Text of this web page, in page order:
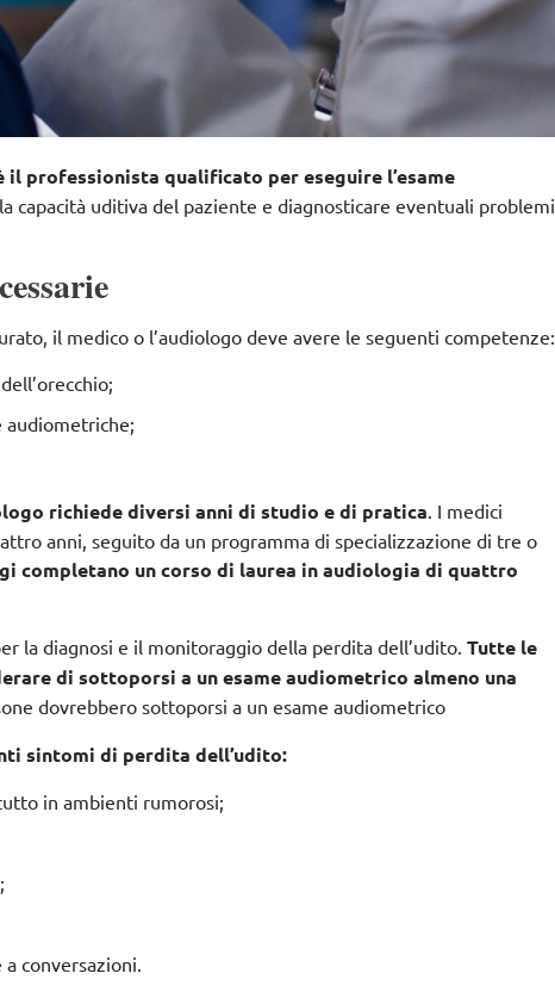
professionista qualificato per eseguire l’esame
capacità uditiva del paziente e diagnosticare eventuali problemi
il medico o l’audiologo deve avere le seguenti competenze:
audiometriche;
richiede diversi anni di studio e di pratica. I medici
anni, seguito da un programma di specializzazione di tre o
completano un corso di laurea in audiologia di quattro
la diagnosi e il monitoraggio della perdita dell’udito.Tutte le
di sottoporsi a un esame audiometrico almeno una
dovrebbero sottoporsi a un esame audiometrico
sintomi di perdita dell’udito:
in ambienti rumorosi;
conversazioni.